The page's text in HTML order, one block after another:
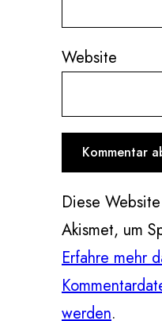
Website
Diese
Akismet, um
Erfahre mehr
werden.